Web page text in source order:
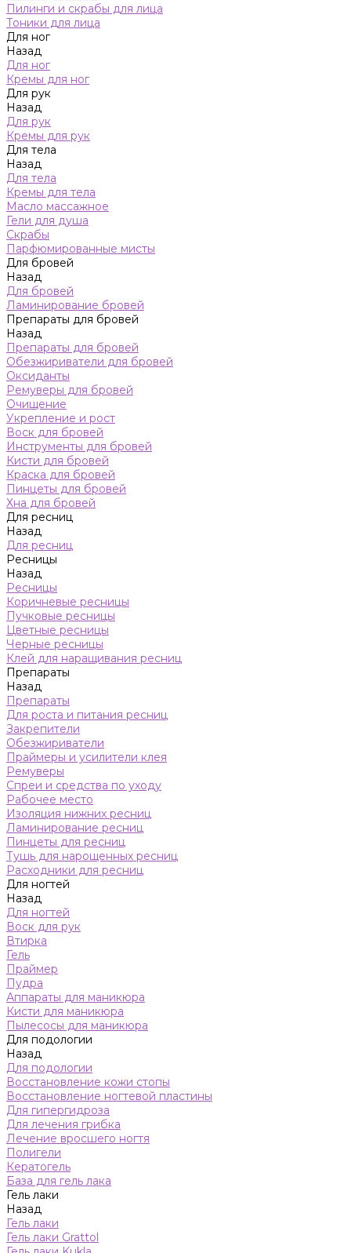
Пилинги и скрабы для лица
Тоники для лица
Для ног
Назад
Для ног
Кремы для ног
Для рук
Назад
Для рук
Кремы для рук
Для тела
Назад
Для тела
Кремы для тела
Масло массажное
Гели для душа
Скрабы
Парфюмированные мисты
Для бровей
Назад
Для бровей
Ламинирование бровей
Препараты для бровей
Назад
Препараты для бровей
Обезжириватели для бровей
Оксиданты
Ремуверы для бровей
Очищение
Укрепление и рост
Воск для бровей
Инструменты для бровей
Кисти для бровей
Краска для бровей
Пинцеты для бровей
Хна для бровей
Для ресниц
Назад
Для ресниц
Ресницы
Назад
Ресницы
Коричневые ресницы
Пучковые ресницы
Цветные ресницы
Черные ресницы
Клей для наращивания ресниц
Препараты
Назад
Препараты
Для роста и питания ресниц
Закрепители
Обезжириватели
Праймеры и усилители клея
Ремуверы
Спреи и средства по уходу
Рабочее место
Изоляция нижних ресниц
Ламинирование ресниц
Пинцеты для ресниц
Тушь для нарощенных ресниц
Расходники для ресниц
Для ногтей
Назад
Для ногтей
Воск для рук
Втирка
Гель
Праймер
Пудра
Аппараты для маникюра
Кисти для маникюра
Пылесосы для маникюра
Для подологии
Назад
Для подологии
Восстановление кожи стопы
Восстановление ногтевой пластины
Для гипергидроза
Для лечения грибка
Лечение вросшего ногтя
Полигели
Кератогель
База для гель лака
Гель лаки
Назад
Гель лаки
Гель лаки Grattol